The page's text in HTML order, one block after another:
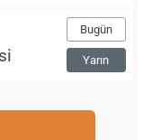
Bugün
Yarın